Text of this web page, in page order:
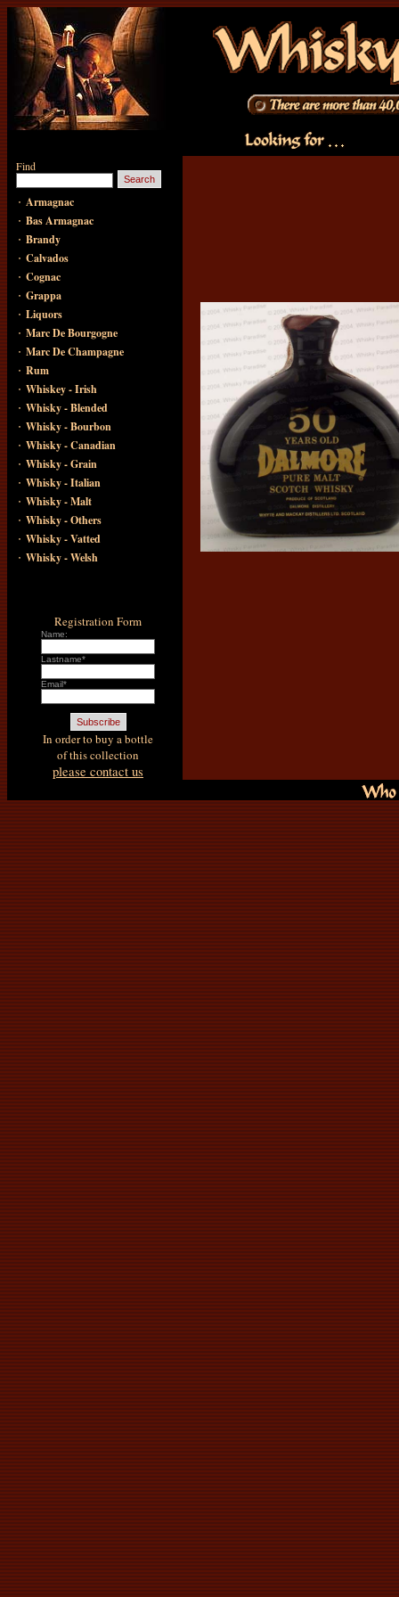
Find
· Armagnac
· Bas Armagnac
· Brandy
· Calvados
· Cognac
· Grappa
· Liquors
· Marc De Bourgogne
· Marc De Champagne
· Rum
· Whiskey - Irish
· Whisky - Blended
· Whisky - Bourbon
· Whisky - Canadian
· Whisky - Grain
· Whisky - Italian
· Whisky - Malt
· Whisky - Others
· Whisky - Vatted
· Whisky - Welsh
Registration Form
Name:
Lastname*
Email*
In order to buy a bottle
of this collection
please contact us